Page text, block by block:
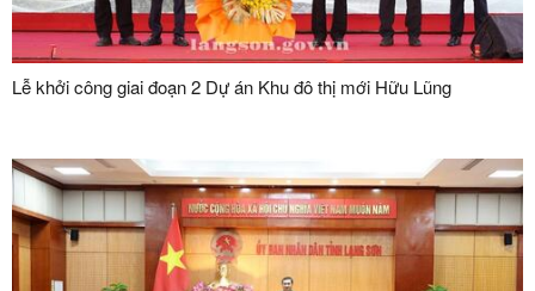
Lễ khởi công giai đoạn 2 Dự án Khu đô thị mới Hữu Lũng